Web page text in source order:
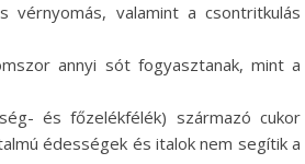
vérnyomás, valamint a csontritkulás
annyi sót fogyasztanak, mint a
és főzelékfélék) származó cukor
édességek és italok nem segítik a